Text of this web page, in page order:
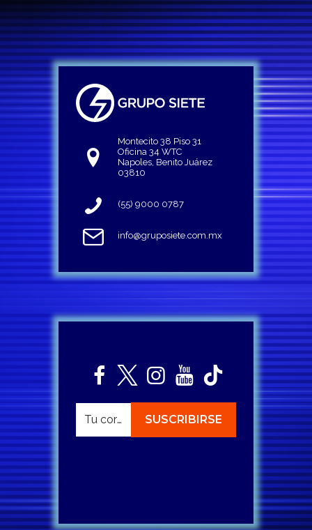
Montecito 38 Piso 31
Oficina 34 WTC
Napoles, Benito Juárez
03810
(55) 9000 0787
info@gruposiete.com.mx